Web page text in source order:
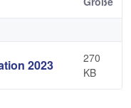
2023
270
KB